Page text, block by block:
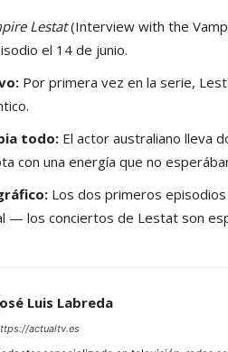
Lestat(Interview with the
el 14 de junio.
Por primera vez en la serie,
todo: El actor australiano lleva
con una energía que no
Los dos primeros
— los conciertos de Lestat son
Luis Labreda
actualtv.es